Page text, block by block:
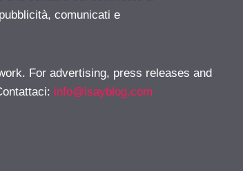
comunicati e
For advertising, press releases and
: info@isayblog.com